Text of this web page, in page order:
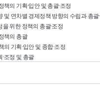
책의 기획·입안 및 총괄·조정
및 연차별 경제정책 방향의 수립과 총괄
위한 정책의 총괄·조정
책의 총괄
의 기획·입안 및 종합·조정
조정 및 총괄